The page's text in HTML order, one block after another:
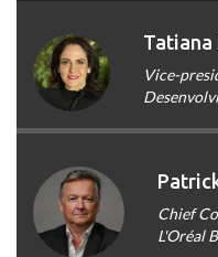
Tatiana
Vice-
Chief
L'Oréal